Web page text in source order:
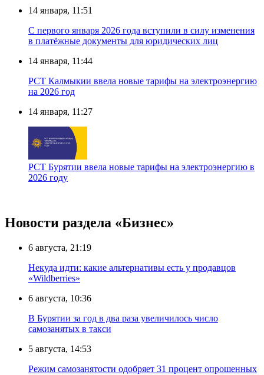
14 января, 11:51
С первого января 2026 года вступили в силу изменения
в платёжные документы для юридических лиц
14 января, 11:44
РСТ Калмыкии ввела новые тарифы на электроэнергию
на 2026 год
14 января, 11:27
РСТ Бурятии ввела новые тарифы на электроэнергию в
2026 году
Новости раздела «Бизнес»
6 августа, 21:19
Некуда идти: какие альтернативы есть у продавцов
«Wildberries»
6 августа, 10:36
В Бурятии за год в два раза увеличилось число
самозанятых в такси
5 августа, 14:53
Режим самозанятости одобряет 31 процент опрошенных